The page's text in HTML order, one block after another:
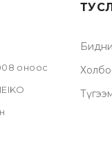
оноос